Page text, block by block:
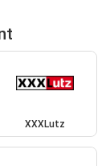
XXXLutz